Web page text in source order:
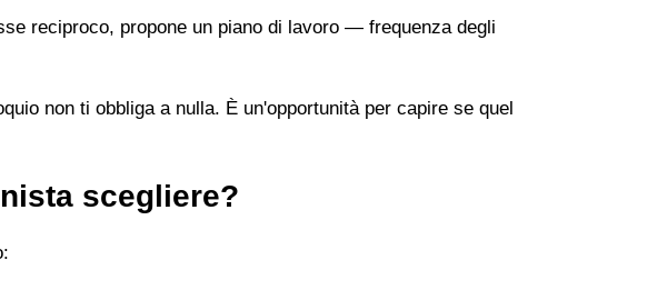
reciproco, propone un piano di lavoro — frequenza degli
non ti obbliga a nulla. È un'opportunità per capire se quel
scegliere?